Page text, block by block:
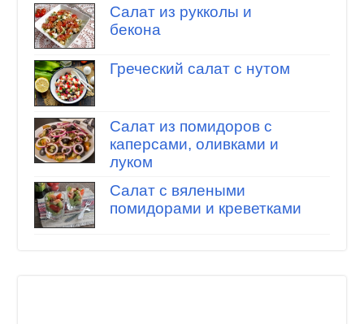
Салат из рукколы и
бекона
Греческий салат с нутом
Салат из помидоров с
каперсами, оливками и
луком
Салат с вялеными
помидорами и креветками